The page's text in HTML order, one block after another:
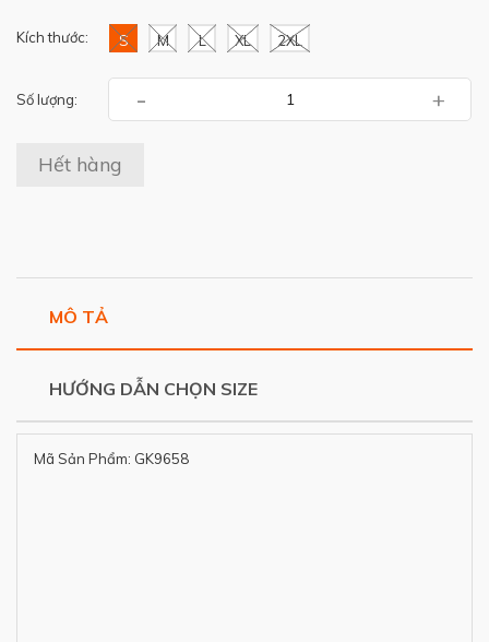
Kích thước: S M L XL 2XL
Số lượng: - +
Hết hàng
MÔ TẢ
HƯỚNG DẪN CHỌN SIZE
Mã Sản Phẩm: GK9658